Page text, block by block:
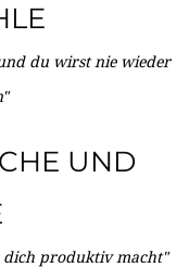
du wirst nie wieder
UND
dich produktiv macht"